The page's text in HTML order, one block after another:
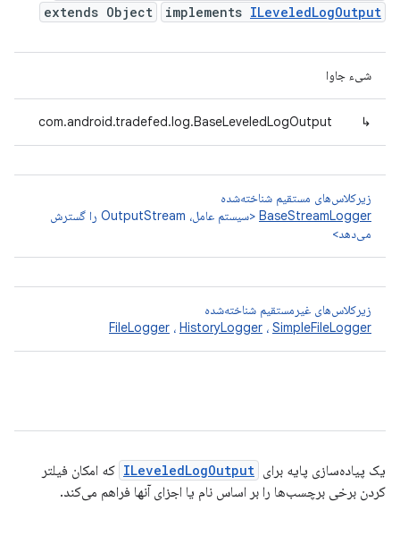
extends Object
implements ILeveledLogOutput
شیء جاوا
↳
com.android.tradefed.log.BaseLeveledLogOutput
زیرکلاس‌های مستقیم شناخته‌شده
BaseStreamLogger
<سیستم عامل، OutputStream را گسترش
می‌دهد>
زیرکلاس‌های غیرمستقیم شناخته‌شده
FileLogger ، HistoryLogger ، SimpleFileLogger
یک پیاده‌سازی پایه برای ILeveledLogOutput که امکان فیلتر
کردن برخی برچسب‌ها را بر اساس نام یا اجزای آنها فراهم می‌کند.